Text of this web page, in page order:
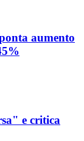
aumento
e critica